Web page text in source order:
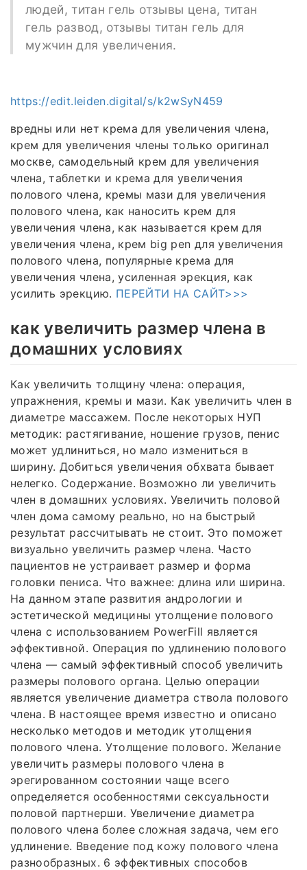
людей, титан гель отзывы цена, титан
гель развод, отзывы титан гель для
мужчин для увеличения.
https://edit.leiden.digital/s/k2wSyN459
вредны или нет крема для увеличения члена,
крем для увеличения члены только оригинал
москве, самодельный крем для увеличения
члена, таблетки и крема для увеличения
полового члена, кремы мази для увеличения
полового члена, как наносить крем для
увеличения члена, как называется крем для
увеличения члена, крем big pen для увеличения
полового члена, популярные крема для
увеличения члена, усиленная эрекция, как
усилить эрекцию. ПЕРЕЙТИ НА САЙТ>>>
как увеличить размер члена в
домашних условиях
Как увеличить толщину члена: операция,
упражнения, кремы и мази. Как увеличить член в
диаметре массажем. После некоторых НУП
методик: растягивание, ношение грузов, пенис
может удлиниться, но мало измениться в
ширину. Добиться увеличения обхвата бывает
нелегко. Содержание. Возможно ли увеличить
член в домашних условиях. Увеличить половой
член дома самому реально, но на быстрый
результат рассчитывать не стоит. Это поможет
визуально увеличить размер члена. Часто
пациентов не устраивает размер и форма
головки пениса. Что важнее: длина или ширина.
На данном этапе развития андрологии и
эстетической медицины утолщение полового
члена с использованием PowerFill является
эффективной. Операция по удлинению полового
члена — самый эффективный способ увеличить
размеры полового органа. Целью операции
является увеличение диаметра ствола полового
члена. В настоящее время известно и описано
несколько методов и методик утолщения
полового члена. Утолщение полового. Желание
увеличить размеры полового члена в
эрегированном состоянии чаще всего
определяется особенностями сексуальности
половой партнерши. Увеличение диаметра
полового члена более сложная задача, чем его
удлинение. Введение под кожу полового члена
разнообразных. 6 эффективных способов